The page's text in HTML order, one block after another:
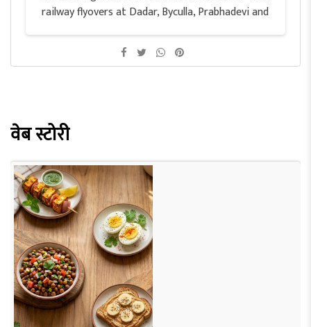
railway flyovers at Dadar, Byculla, Prabhadevi and
वेब स्टोरी